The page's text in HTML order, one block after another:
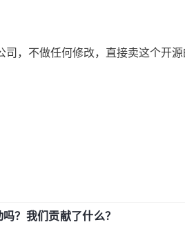
，不做任何修改，直接卖这个开
？我们贡献了什么？